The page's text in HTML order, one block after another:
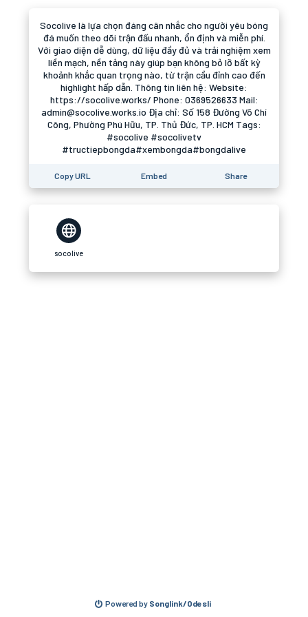
Socolive là lựa chọn đáng cân nhắc cho người yêu bóng
đá muốn theo dõi trận đấu nhanh, ổn định và miễn phí.
Với giao diện dễ dùng, dữ liệu đầy đủ và trải nghiệm xem
liền mạch, nền tảng này giúp bạn không bỏ lỡ bất kỳ
khoảnh khắc quan trọng nào, từ trận cầu đỉnh cao đến
highlight hấp dẫn. Thông tin liên hệ: Website:
https://socolive.works/ Phone: 0369526633 Mail:
admin@socolive.works.io Địa chỉ: Số 158 Đường Võ Chí
Công, Phường Phú Hữu, TP. Thủ Đức, TP. HCM Tags:
#socolive #socolivetv
#tructiepbongda#xembongda#bongdalive
Copy URL Embed Share
socolive
Powered by Songlink/Odesli